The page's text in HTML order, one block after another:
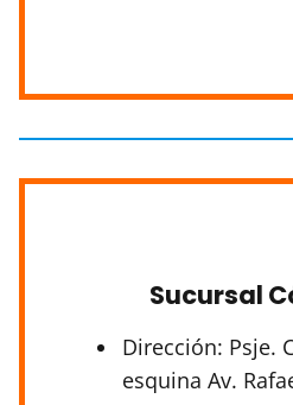
Sucursal
Dirección: Psje.
esquina Av.